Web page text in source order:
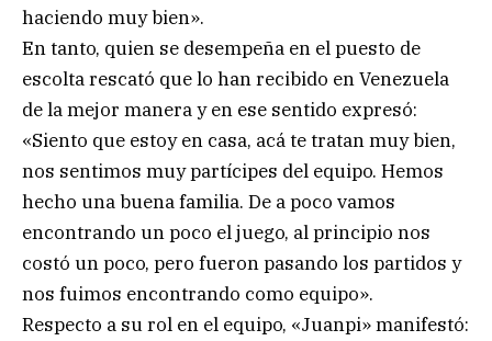
haciendo muy bien».
En tanto, quien se desempeña en el puesto de
escolta rescató que lo han recibido en Venezuela
de la mejor manera y en ese sentido expresó:
«Siento que estoy en casa, acá te tratan muy bien,
nos sentimos muy partícipes del equipo. Hemos
hecho una buena familia. De a poco vamos
encontrando un poco el juego, al principio nos
costó un poco, pero fueron pasando los partidos y
nos fuimos encontrando como equipo».
Respecto a su rol en el equipo, «Juanpi» manifestó: